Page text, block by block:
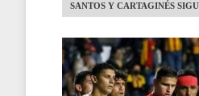
SANTOS Y CARTAGINÉS